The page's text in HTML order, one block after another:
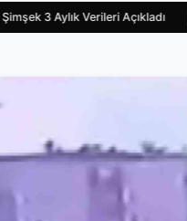
3 Aylık Verileri Açıkladı